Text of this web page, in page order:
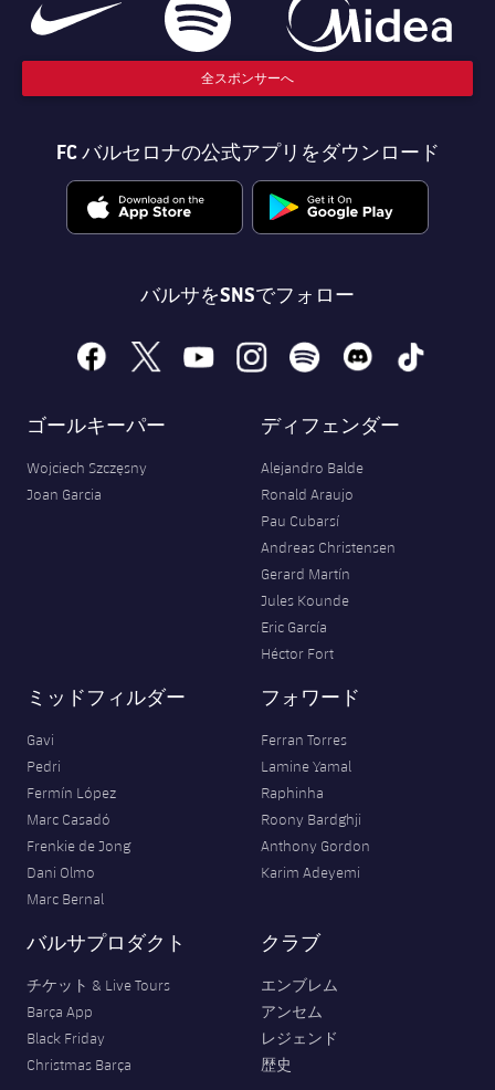
全スポンサーへ
FC バルセロナの公式アプリをダウンロード
バルサをSNSでフォロー
facebook
x youtubeinstagramspotify discord tiktok
ゴールキーパー
Wojciech Szczęsny
Joan Garcia
ディフェンダー
Alejandro Balde
Ronald Araujo
Pau Cubarsí
Andreas Christensen
Gerard Martín
Jules Kounde
Eric García
Héctor Fort
ミッドフィルダー
Gavi
Pedri
Fermín López
Marc Casadó
Frenkie de Jong
Dani Olmo
Marc Bernal
フォワード
Ferran Torres
Lamine Yamal
Raphinha
Roony Bardghji
Anthony Gordon
Karim Adeyemi
バルサプロダクト
チケット & Live Tours
Barça App
Black Friday
Christmas Barça
クラブ
エンブレム
アンセム
レジェンド
歴史